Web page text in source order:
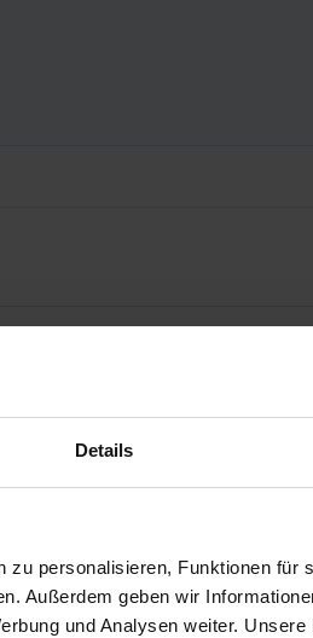
Details
personalisieren, Funktionen für
Außerdem geben wir
und Analysen weiter.